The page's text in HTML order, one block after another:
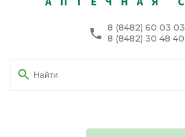
8 (8482) 60 03 03
8 (8482) 30 48 40